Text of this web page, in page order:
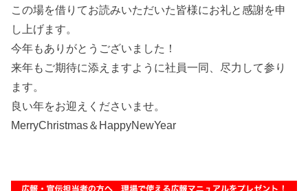
この場を借りてお読みいただいた皆様にお礼と感謝を申
し上げます。
今年もありがとうございました！
来年もご期待に添えますように社員一同、尽力して参り
ます。
良い年をお迎えくださいませ。
MerryChristmas＆HappyNewYear